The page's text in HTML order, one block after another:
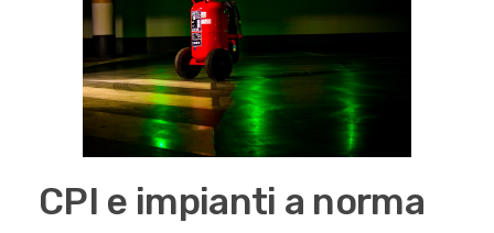
CPI e impianti a norma